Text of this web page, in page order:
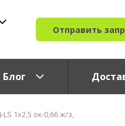
Отправить
Блог
1x2,5 ок-0,66 ж/з,